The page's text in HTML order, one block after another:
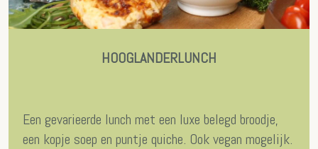
HOOGLANDERLUNCH
Een gevarieerde lunch met een luxe belegd broodje,
een kopje soep en puntje quiche. Ook vegan mogelijk.